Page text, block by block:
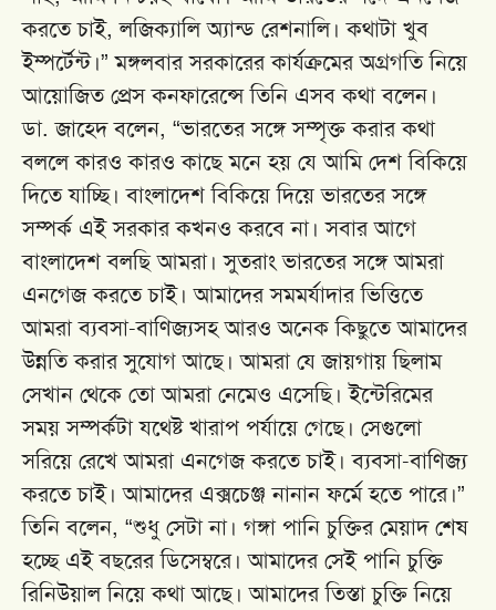
করতে চাই, লজিক্যালি অ্যান্ড রেশনালি। কথাটা খুব
ইম্পর্টেন্ট।” মঙ্গলবার সরকারের কার্যক্রমের অগ্রগতি নিয়ে
আয়োজিত প্রেস কনফারেন্সে তিনি এসব কথা বলেন।
ডা. জাহেদ বলেন, “ভারতের সঙ্গে সম্পৃক্ত করার কথা
বললে কারও কারও কাছে মনে হয় যে আমি দেশ বিকিয়ে
দিতে যাচ্ছি। বাংলাদেশ বিকিয়ে দিয়ে ভারতের সঙ্গে
সম্পর্ক এই সরকার কখনও করবে না। সবার আগে
বাংলাদেশ বলছি আমরা। সুতরাং ভারতের সঙ্গে আমরা
এনগেজ করতে চাই। আমাদের সমমর্যাদার ভিত্তিতে
আমরা ব্যবসা-বাণিজ্যসহ আরও অনেক কিছুতে আমাদের
উন্নতি করার সুযোগ আছে। আমরা যে জায়গায় ছিলাম
সেখান থেকে তো আমরা নেমেও এসেছি। ইন্টেরিমের
সময় সম্পর্কটা যথেষ্ট খারাপ পর্যায়ে গেছে। সেগুলো
সরিয়ে রেখে আমরা এনগেজ করতে চাই। ব্যবসা-বাণিজ্য
করতে চাই। আমাদের এক্সচেঞ্জ নানান ফর্মে হতে পারে।”
তিনি বলেন, “শুধু সেটা না। গঙ্গা পানি চুক্তির মেয়াদ শেষ
হচ্ছে এই বছরের ডিসেম্বরে। আমাদের সেই পানি চুক্তি
রিনিউয়াল নিয়ে কথা আছে। আমাদের তিস্তা চুক্তি নিয়ে